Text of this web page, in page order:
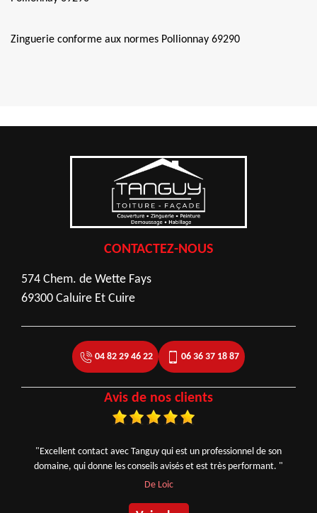
Zinguerie conforme aux normes Pollionnay 69290
CONTACTEZ-NOUS
574 Chem. de Wette Fays
69300 Caluire Et Cuire
04 82 29 46 22 06 36 37 18 87
Avis de nos clients
"Excellent contact avec Tanguy qui est un professionnel de son
domaine, qui donne les conseils avisés et est très performant. "
De Loic